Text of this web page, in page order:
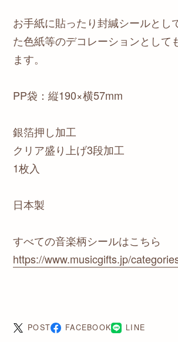
お手紙に貼ったり封緘シールとし
た色紙等のデコレーションとして
ます。
PP袋：縦190×横57mm
銀箔押し加工
クリア盛り上げ3段加工
1枚入
日本製
すべての音楽柄シールはこちら
https://www.musicgifts.jp/
POST FACEBOOK LINE